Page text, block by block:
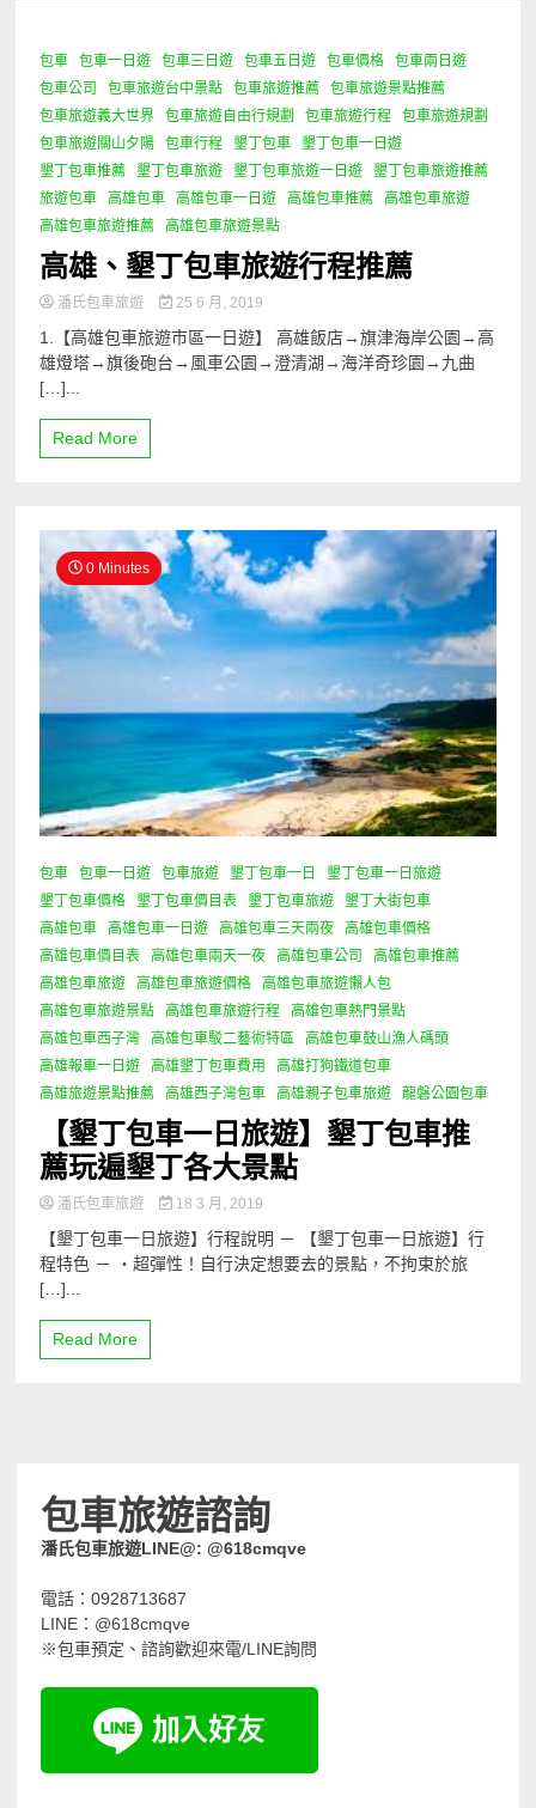
0 Minutes
包車 包車一日遊 包車三日遊 包車五日遊 包車價格
包車兩日遊
包車公司
包車旅遊台中景點 包車旅遊推薦
包車旅遊景點推薦
包車旅遊義大世界
包車旅遊自由行規劃 包車旅遊行程
包車旅遊規劃
包車旅遊關山夕陽
包車行程 墾丁包車
墾丁包車一日遊
墾丁包車推薦
墾丁包車旅遊 墾丁包車旅遊一日遊
墾丁包車旅遊推薦
旅遊包車
高雄包車 高雄包車一日遊 高雄包車推薦
高雄包車旅遊
高雄包車旅遊推薦
高雄包車旅遊景點
高雄、墾丁包車旅遊行程推薦
潘氏包車旅遊 25 6 月, 2019
1.【高雄包車旅遊市區一日遊】 高雄飯店→旗津海岸公園→高
雄燈塔→旗後砲台→風車公園→澄清湖→海洋奇珍園→九曲
[…]...
Read More
0 Minutes
包車 包車一日遊 包車旅遊 墾丁包車一日
墾丁包車一日旅遊
墾丁包車價格
墾丁包車價目表 墾丁包車旅遊
墾丁大街包車
高雄包車
高雄包車一日遊 高雄包車三天兩夜
高雄包車價格
高雄包車價目表
高雄包車兩天一夜 高雄包車公司
高雄包車推薦
高雄包車旅遊
高雄包車旅遊價格
高雄包車旅遊懶人包
高雄包車旅遊景點
高雄包車旅遊行程
高雄包車熱門景點
高雄包車西子灣
高雄包車駁二藝術特區
高雄包車鼓山漁人碼頭
高雄報車一日遊
高雄墾丁包車費用
高雄打狗鐵道包車
高雄旅遊景點推薦
高雄西子灣包車 高雄親子包車旅遊 龍磐公園包車
【墾丁包車一日旅遊】墾丁包車推
薦玩遍墾丁各大景點
潘氏包車旅遊 18 3 月, 2019
【墾丁包車一日旅遊】行程說明 － 【墾丁包車一日旅遊】行
程特色 － ・超彈性！自行決定想要去的景點，不拘束於旅
[…]...
Read More
包車旅遊諮詢
潘氏包車旅遊LINE@: @618cmqve
電話：0928713687
LINE：@618cmqve
※包車預定、諮詢歡迎來電/LINE詢問